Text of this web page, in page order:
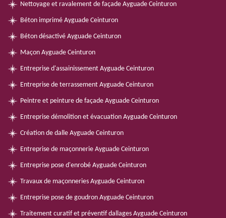
Nettoyage et ravalement de façade Ayguade Ceinturon
Béton imprimé Ayguade Ceinturon
Béton désactivé Ayguade Ceinturon
Maçon Ayguade Ceinturon
Entreprise d'assainissement Ayguade Ceinturon
Entreprise de terrassement Ayguade Ceinturon
Peintre et peinture de façade Ayguade Ceinturon
Entreprise démolition et évacuation Ayguade Ceinturon
Création de dalle Ayguade Ceinturon
Entreprise de maçonnerie Ayguade Ceinturon
Entreprise pose d'enrobé Ayguade Ceinturon
Travaux de maçonneries Ayguade Ceinturon
Entreprise pose de goudron Ayguade Ceinturon
Traitement curatif et préventif dallages Ayguade Ceinturon